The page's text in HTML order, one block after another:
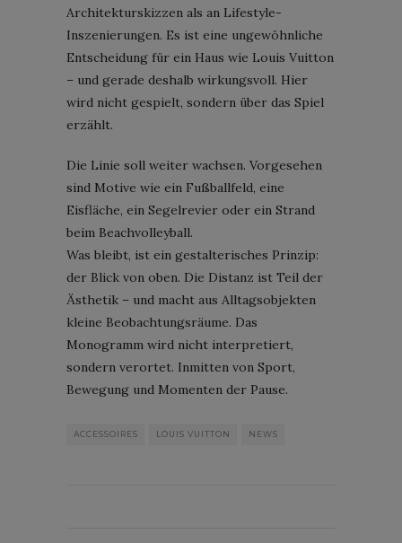
Architekturskizzen als an Lifestyle-
Inszenierungen. Es ist eine ungewöhnliche
Entscheidung für ein Haus wie Louis Vuitton
– und gerade deshalb wirkungsvoll. Hier
wird nicht gespielt, sondern über das Spiel
erzählt.
Die Linie soll weiter wachsen. Vorgesehen
sind Motive wie ein Fußballfeld, eine
Eisfläche, ein Segelrevier oder ein Strand
beim Beachvolleyball.
Was bleibt, ist ein gestalterisches Prinzip:
der Blick von oben. Die Distanz ist Teil der
Ästhetik – und macht aus Alltagsobjekten
kleine Beobachtungsräume. Das
Monogramm wird nicht interpretiert,
sondern verortet. Inmitten von Sport,
Bewegung und Momenten der Pause.
ACCESSOIRES LOUIS VUITTON NEWS